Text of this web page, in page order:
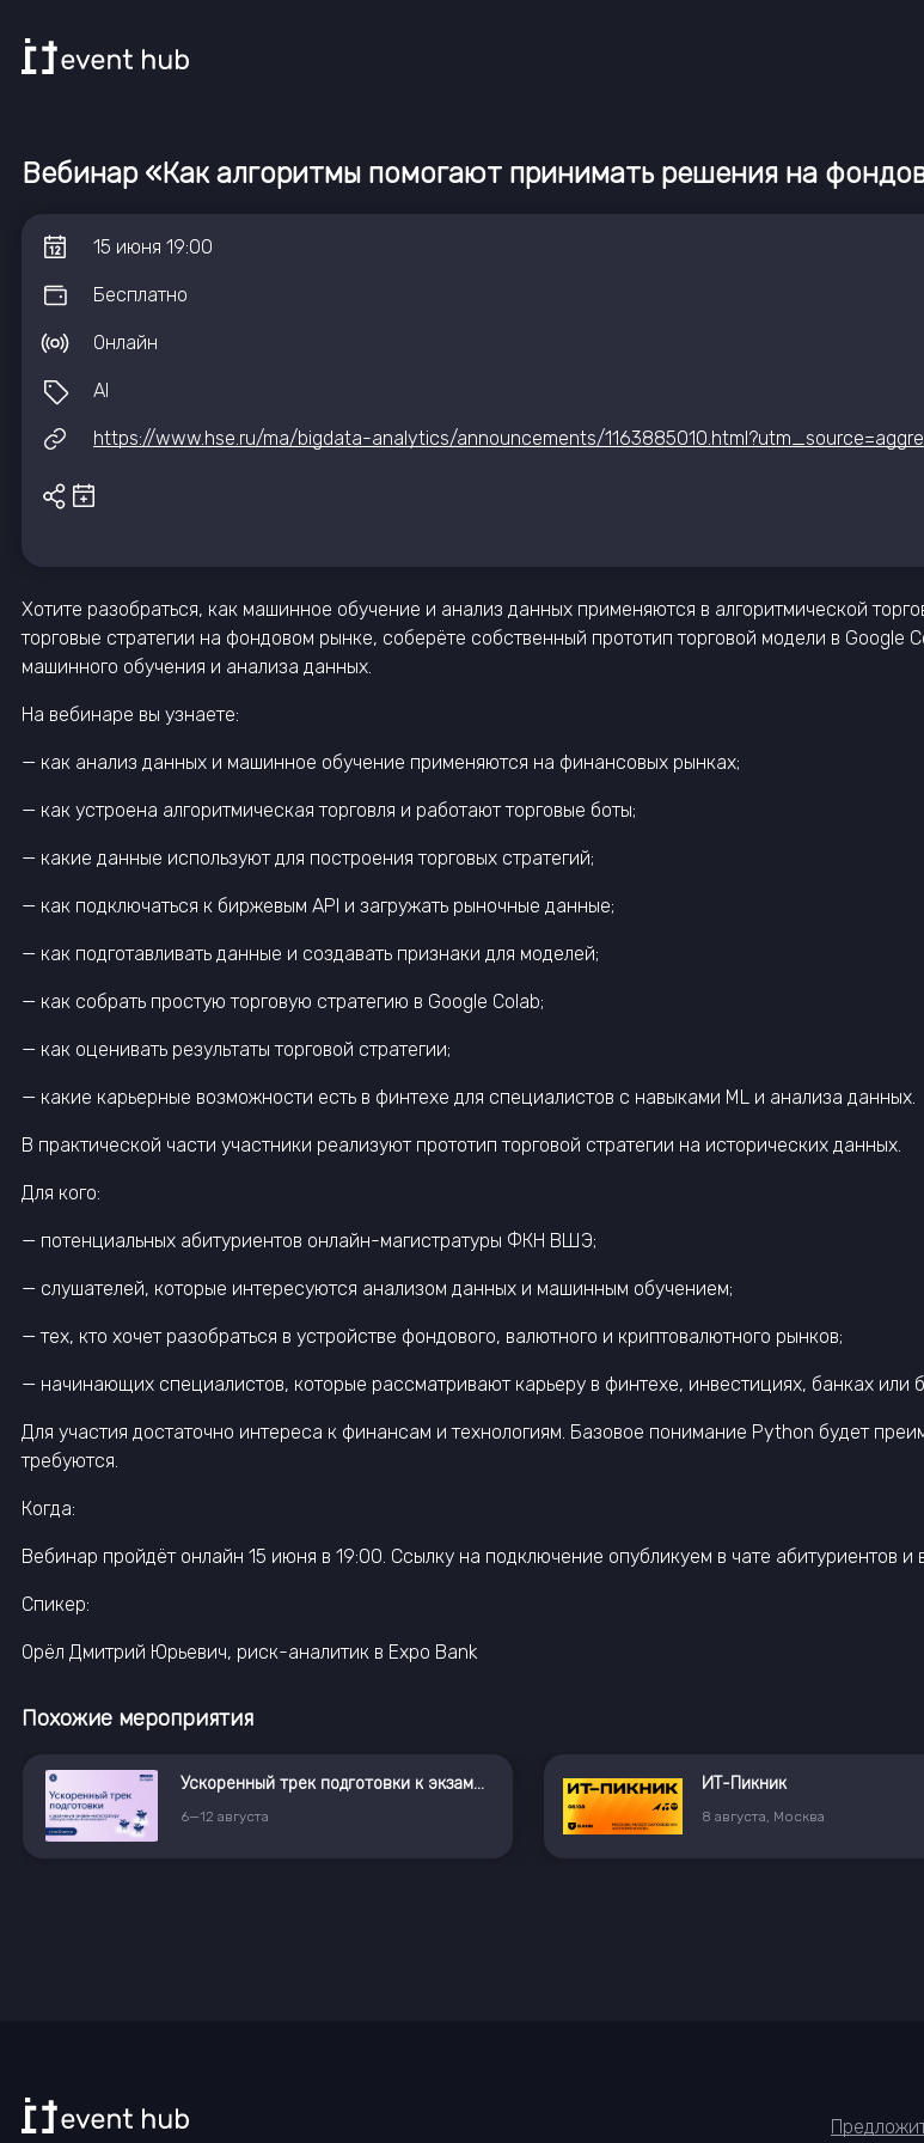
Вебинар «Как алгоритмы помогают принимать решения на
15 июня 19:00
Бесплатно
Онлайн
AI
Хотите разобраться, как машинное обучение и анализ данных применяются в алгоритмической
торговые стратегии на фондовом рынке, соберёте собственный прототип торговой модели в
машинного обучения и анализа данных.
На вебинаре вы узнаете:
— как анализ данных и машинное обучение применяются на финансовых рынках;
— как устроена алгоритмическая торговля и работают торговые боты;
— какие данные используют для построения торговых стратегий;
— как подключаться к биржевым API и загружать рыночные данные;
— как подготавливать данные и создавать признаки для моделей;
— как собрать простую торговую стратегию в Google Colab;
— как оценивать результаты торговой стратегии;
— какие карьерные возможности есть в финтехе для специалистов с навыками ML и анализа данных.
В практической части участники реализуют прототип торговой стратегии на исторических данных.
Для кого:
— потенциальных абитуриентов онлайн-магистратуры ФКН ВШЭ;
— слушателей, которые интересуются анализом данных и машинным обучением;
— тех, кто хочет разобраться в устройстве фондового, валютного и криптовалютного рынков;
— начинающих специалистов, которые рассматривают карьеру в финтехе, инвестициях, банках или
Для участия достаточно интереса к финансам и технологиям. Базовое понимание Python будет
требуются.
Когда:
Вебинар пройдёт онлайн 15 июня в 19:00. Ссылку на подключение опубликуем в чате абитуриентов
Спикер:
Орёл Дмитрий Юрьевич, риск-аналитик в Expo Bank
Похожие мероприятия
Ускоренный трек подготовки к экзамену в магистратуру «Искусственный интеллект»
6—12 августа
ИТ-Пикник
8 августа Москва